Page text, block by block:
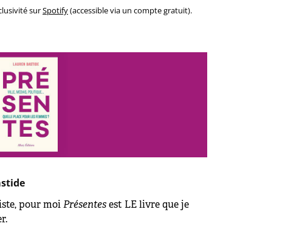
surSpotify(accessible via un compte gratuit).
pour moiPrésentesest LE livre que je